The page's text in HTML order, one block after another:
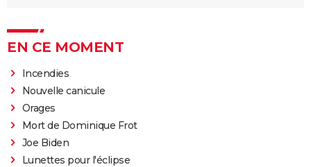
EN CE MOMENT
Incendies
Nouvelle canicule
Orages
Mort de Dominique Frot
Joe Biden
Lunettes pour l'éclipse